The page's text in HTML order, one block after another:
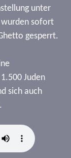
unter
wurden sofort
gesperrt.
Juden
sich auch